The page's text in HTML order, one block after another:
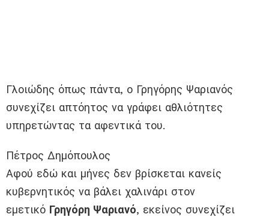
Γλοιώδης όπως πάντα, ο Γρηγόρης Ψαριανός
συνεχίζει απτόητος να γράφει αθλιότητες
υπηρετώντας τα αφεντικά του.
Πέτρος Δημόπουλος
Αφού εδώ και μήνες δεν βρίσκεται κανείς
κυβερνητικός να βάλει χαλινάρι στον
εμετικό Γρηγόρη Ψαριανό, εκείνος συνεχίζει